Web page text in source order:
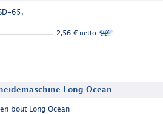
65,
2,56 €netto
Long Ocean
bout Long Ocean